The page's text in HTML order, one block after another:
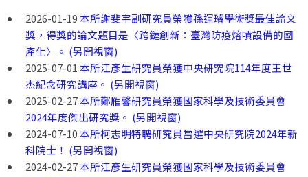
2026-01-19 本所謝斐宇副研究員榮獲孫運璿學術獎最佳論文
獎，得獎的論文題目是〈跨鏈創新：臺灣防疫熔噴設備的國
產化〉。 (另開視窗)
2025-07-01 本所江彥生研究員榮獲中央研究院114年度王世
杰紀念研究講座。 (另開視窗)
2025-02-27本所鄭雁馨研究員榮獲國家科學及技術委員會
2024年度傑出研究獎。 (另開視窗)
2024-07-10 本所柯志明特聘研究員當選中央研究院2024年新
科院士！ (另開視窗)
2024-02-27本所江彥生研究員榮獲國家科學及技術委員會